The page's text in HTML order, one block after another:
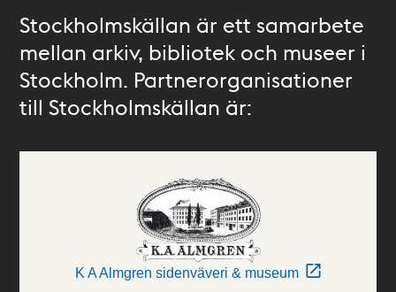
Stockholmskällan är ett samarbete
mellan arkiv, bibliotek och museer i
Stockholm. Partnerorganisationer
till Stockholmskällan är:
K A Almgren sidenväveri & museum